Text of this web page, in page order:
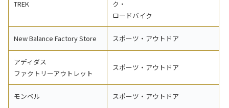
TREK
ク・
ロードバイク
New Balance Factory Store スポーツ・アウトドア
アディダス
ファクトリーアウトレット
スポーツ・アウトドア
モンベル スポーツ・アウトドア